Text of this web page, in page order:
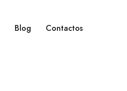
Blog Contactos